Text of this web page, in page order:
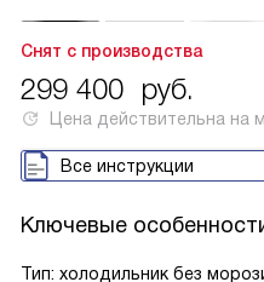
Снят с производства
299 400 руб.
Цена действительна
Все инструкции
Ключевые
Тип: холодильник без